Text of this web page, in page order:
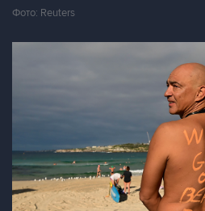
Фото: Reuters